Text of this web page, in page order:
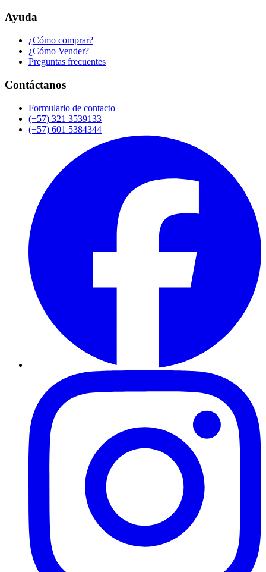
Ayuda
¿Cómo comprar?
¿Cómo Vender?
Preguntas frecuentes
Contáctanos
Formulario de contacto
(+57) 321 3539133
(+57) 601 5384344